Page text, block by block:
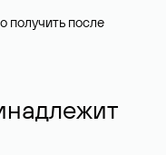
получить после